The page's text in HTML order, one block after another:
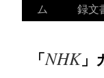
ム
録文
「NHK」